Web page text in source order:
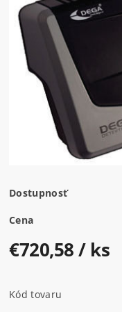
Dostupnosť
Cena
€720,58/ ks
Kód tovaru